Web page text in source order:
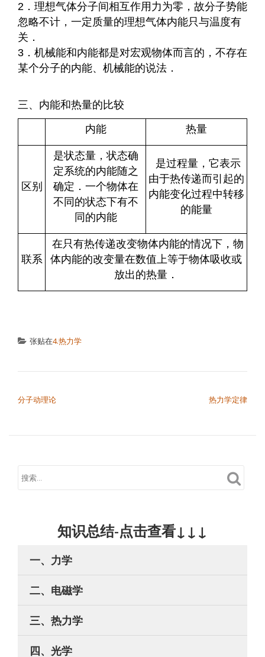
2．理想气体分子间相互作用力为零，故分子势能
忽略不计，一定质量的理想气体内能只与温度有
关．
3．机械能和内能都是对宏观物体而言的，不存在
某个分子的内能、机械能的说法．
三、内能和热量的比较
内能 热量
区别
是状态量，状态确
定系统的内能随之
确定．一个物体在
不同的状态下有不
同的内能
是过程量，它表示
由于热传递而引起的
内能变化过程中转移
的能量
联系
在只有热传递改变物体内能的情况下，物
体内能的改变量在数值上等于物体吸收或
放出的热量．
张贴在4.热力学
分子动理论 热力学定律
知识总结-点击查看↓↓↓
一、力学
二、电磁学
三、热力学
四、光学